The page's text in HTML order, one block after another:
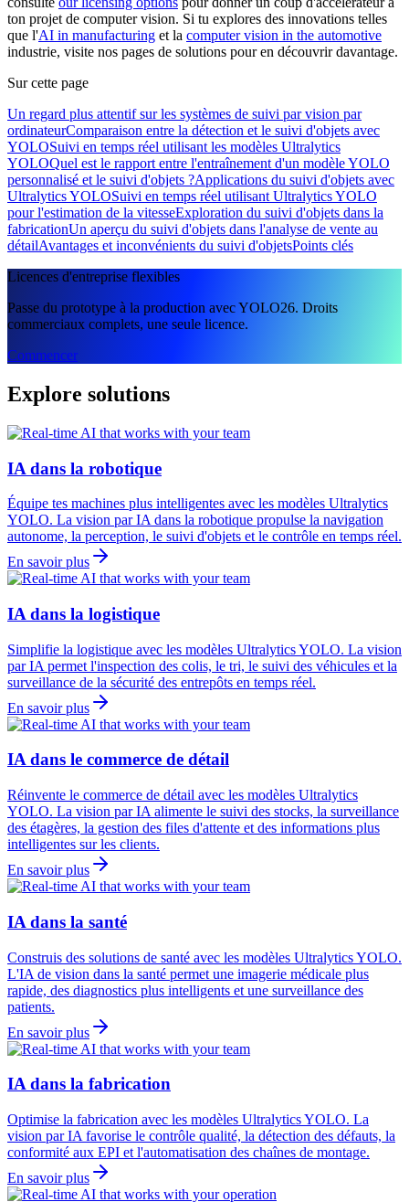
ton projet de computer vision. Si tu explores des innovations telles
que l'AI in manufacturing et la computer vision in the automotive
industrie, visite nos pages de solutions pour en découvrir davantage.
Sur cette page
Un regard plus attentif sur les systèmes de suivi par vision par
ordinateurComparaison entre la détection et le suivi d'objets avec
YOLOSuivi en temps réel utilisant les modèles Ultralytics
YOLOQuel est le rapport entre l'entraînement d'un modèle YOLO
personnalisé et le suivi d'objets ?Applications du suivi d'objets avec
Ultralytics YOLOSuivi en temps réel utilisant Ultralytics YOLO
pour l'estimation de la vitesseExploration du suivi d'objets dans la
fabricationUn aperçu du suivi d'objets dans l'analyse de vente au
détailAvantages et inconvénients du suivi d'objetsPoints clés
Licences d'entreprise flexibles
Passe du prototype à la production avec YOLO26. Droits
commerciaux complets, une seule licence.
Commencer
Explore solutions
IA dans la robotique
Équipe tes machines plus intelligentes avec les modèles Ultralytics
YOLO. La vision par IA dans la robotique propulse la navigation
autonome, la perception, le suivi d'objets et le contrôle en temps réel.
En savoir plus
IA dans la logistique
Simplifie la logistique avec les modèles Ultralytics YOLO. La vision
par IA permet l'inspection des colis, le tri, le suivi des véhicules et la
surveillance de la sécurité des entrepôts en temps réel.
En savoir plus
IA dans le commerce de détail
Réinvente le commerce de détail avec les modèles Ultralytics
YOLO. La vision par IA alimente le suivi des stocks, la surveillance
des étagères, la gestion des files d'attente et des informations plus
intelligentes sur les clients.
En savoir plus
IA dans la santé
Construis des solutions de santé avec les modèles Ultralytics YOLO.
L'IA de vision dans la santé permet une imagerie médicale plus
rapide, des diagnostics plus intelligents et une surveillance des
patients.
En savoir plus
IA dans la fabrication
Optimise la fabrication avec les modèles Ultralytics YOLO. La
vision par IA favorise le contrôle qualité, la détection des défauts, la
conformité aux EPI et l'automatisation des chaînes de montage.
En savoir plus